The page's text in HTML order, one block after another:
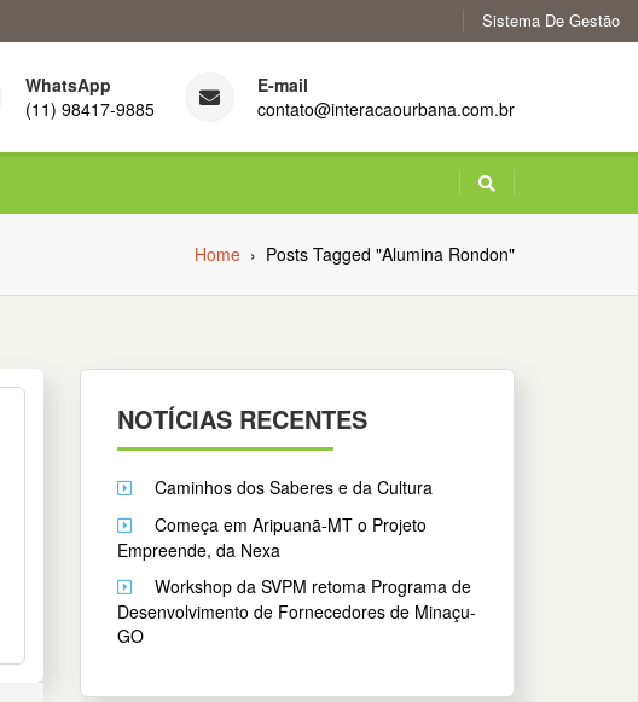
Sistema De Gestão
WhatsApp
(11) 98417-9885
E-mail
contato@interacaourbana.com.br
Home › Posts Tagged "Alumina Rondon"
NOTÍCIAS RECENTES
Caminhos dos Saberes e da Cultura
Começa em Aripuanã-MT o Projeto
Empreende, da Nexa
Workshop da SVPM retoma Programa de
Desenvolvimento de Fornecedores de Minaçu-
GO